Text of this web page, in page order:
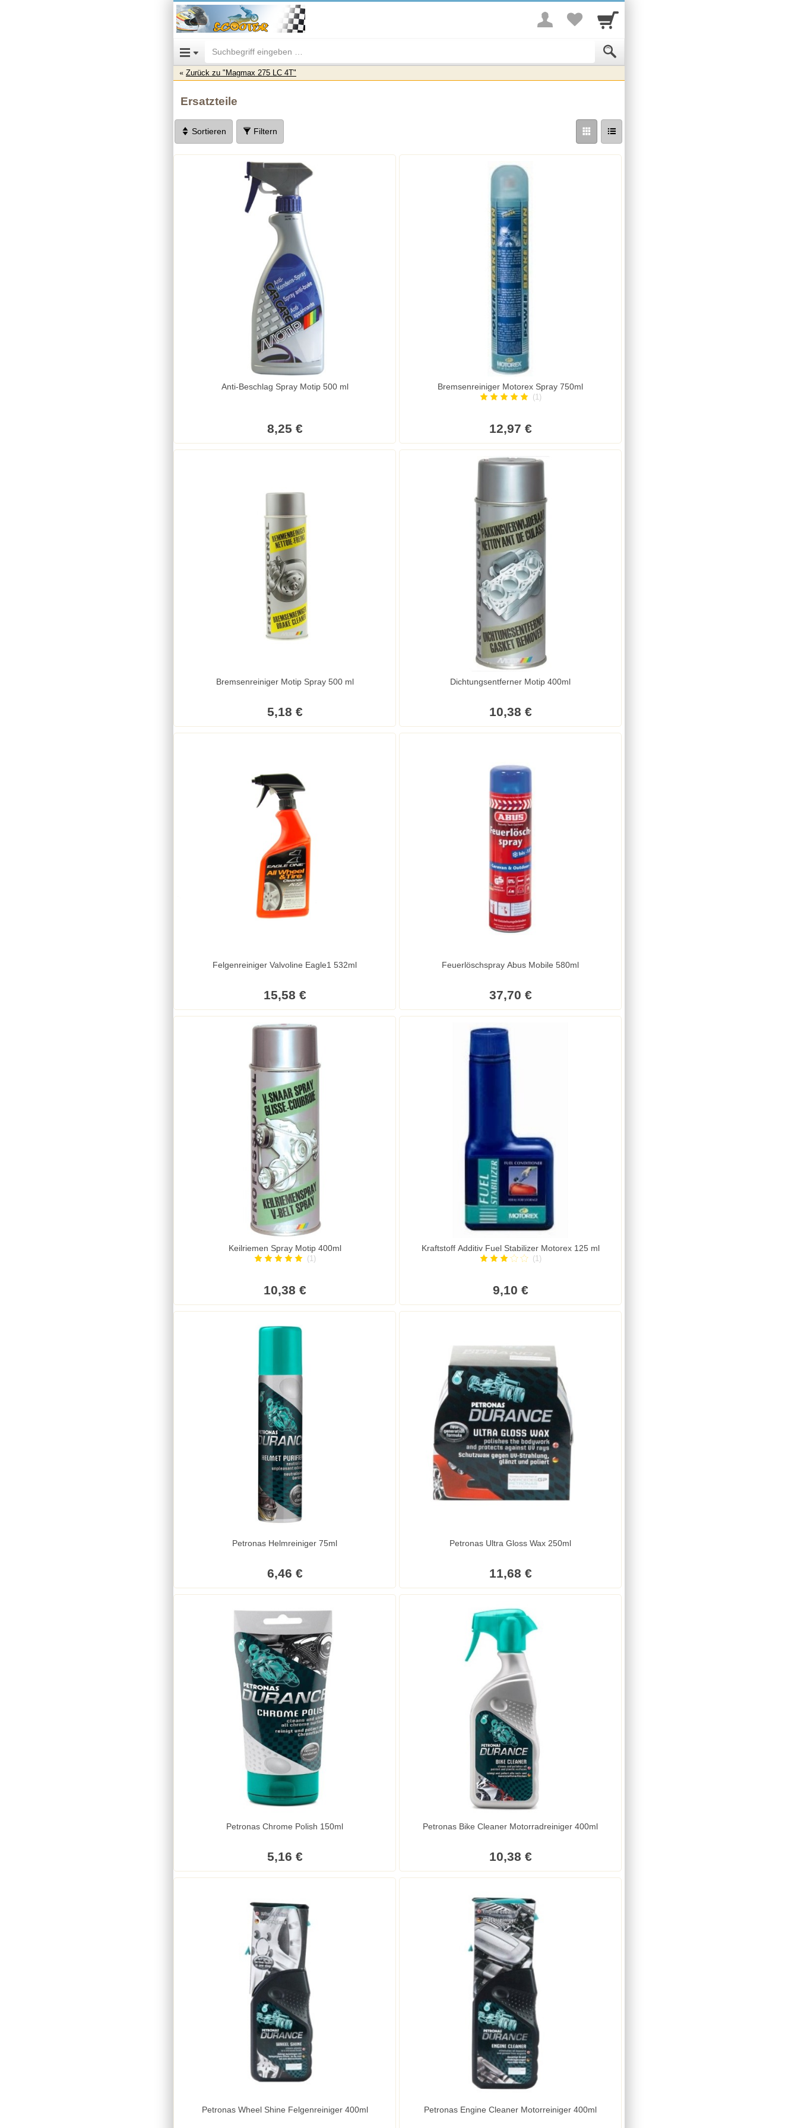
Zurück zu "Magmax 275 LC 4T"
Ersatzteile
Sortieren Filtern
Anti-Beschlag Spray Motip 500 ml
8,25 €
Bremsenreiniger Motorex Spray 750ml
(1)
12,97 €
Bremsenreiniger Motip Spray 500 ml
5,18 €
Dichtungsentferner Motip 400ml
10,38 €
Felgenreiniger Valvoline Eagle1 532ml
15,58 €
Feuerlöschspray Abus Mobile 580ml
37,70 €
Keilriemen Spray Motip 400ml
(1)
10,38 €
Kraftstoff Additiv Fuel Stabilizer Motorex 125 ml
(1)
9,10 €
Petronas Helmreiniger 75ml
6,46 €
Petronas Ultra Gloss Wax 250ml
11,68 €
Petronas Chrome Polish 150ml
5,16 €
Petronas Bike Cleaner Motorradreiniger 400ml
10,38 €
Petronas Wheel Shine Felgenreiniger 400ml Petronas Engine Cleaner Motorreiniger 400ml